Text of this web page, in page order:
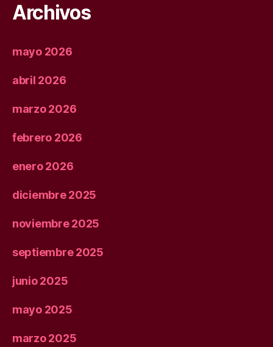
Archivos
mayo 2026
abril 2026
marzo 2026
febrero 2026
enero 2026
diciembre 2025
noviembre 2025
septiembre 2025
junio 2025
mayo 2025
marzo 2025